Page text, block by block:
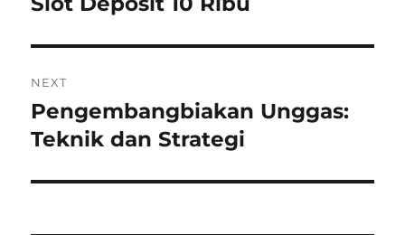
NEXT
Next
post:
Pengembangbiakan Unggas:
Teknik dan Strategi